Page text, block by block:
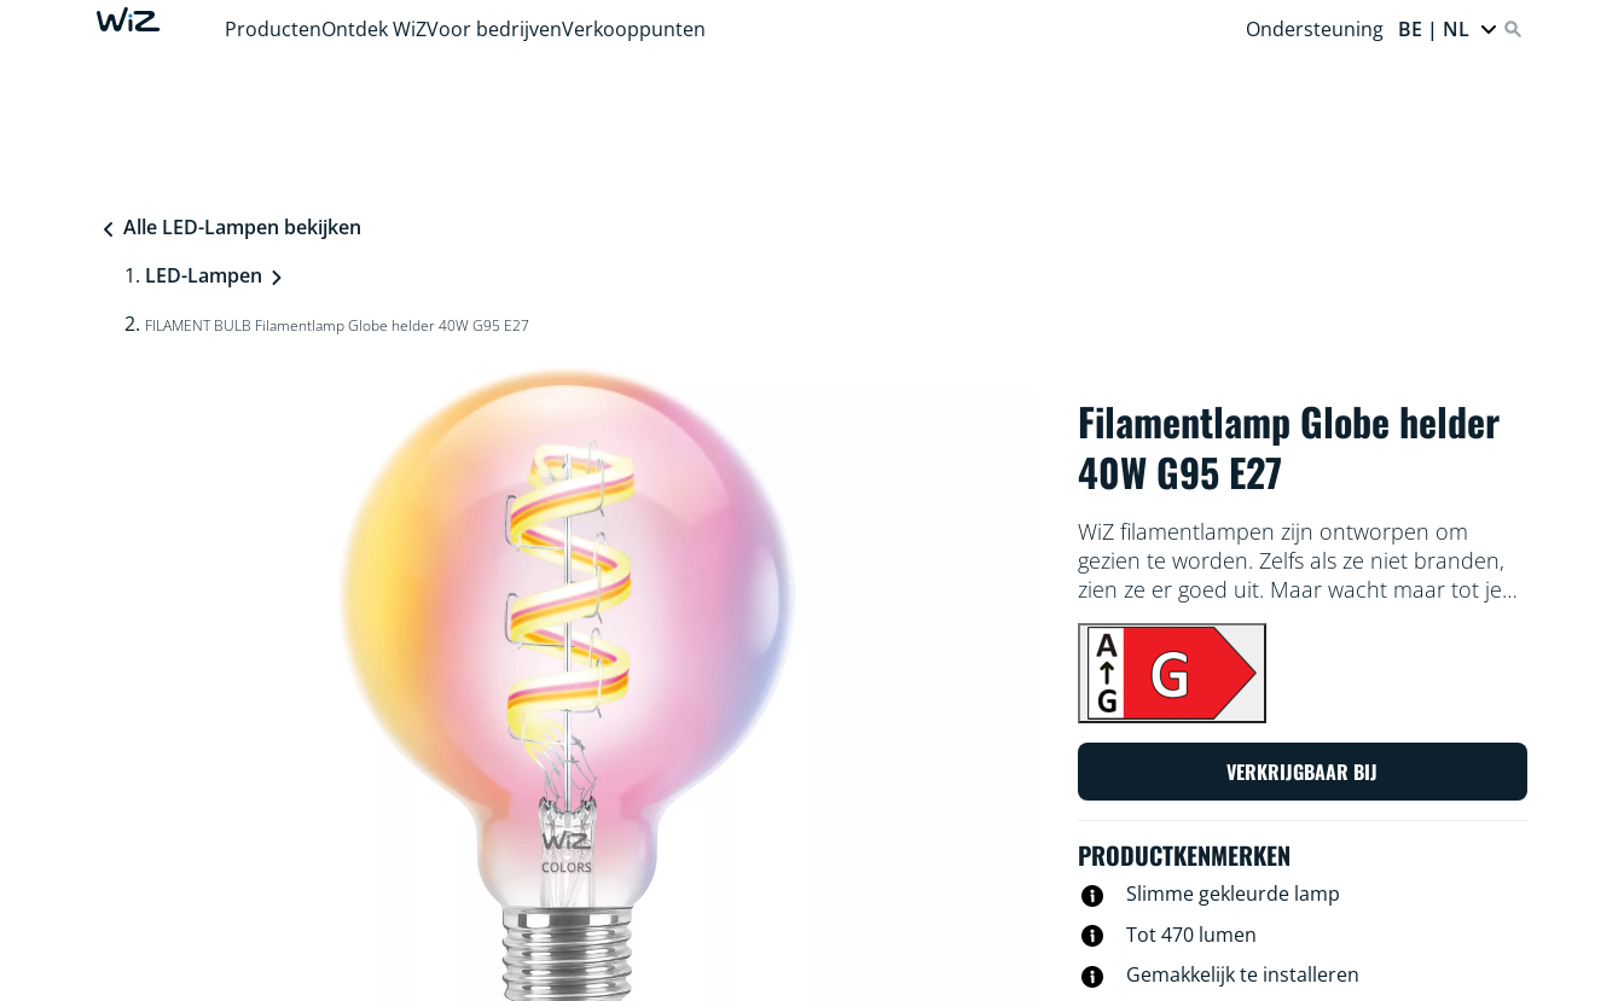
ProductenOntdek WiZVoor bedrijvenVerkooppunten Ondersteuning BE | NL
Alle LED-Lampen bekijken
LED-Lampen
FILAMENT BULB Filamentlamp Globe helder 40W G95 E27
Filamentlamp Globe helder
40W G95 E27
WiZ filamentlampen zijn ontworpen om
gezien te worden. Zelfs als ze niet branden,
zien ze er goed uit. Maar wacht maar tot je
ze inschakelt! Deze dimbare, transparante
lichtbollen vullen je ruimtes met alle kleuren
van de regenboog en elke wittinten die je
kunt bedenken, van gezellig tot koel licht.
van gloeilampen, terwijl je profiteert van de
energiebesparende voordelen van LED.
en de WiZ app, een WiZ afstandsbediening of
je stem.
VERKRIJGBAAR BIJ
PRODUCTKENMERKEN
Slimme gekleurde lamp
Tot 470 lumen
Gemakkelijk te installeren